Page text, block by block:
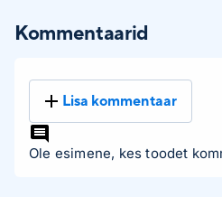
Kommentaarid
Lisa kommentaar
Ole esimene, kes toodet